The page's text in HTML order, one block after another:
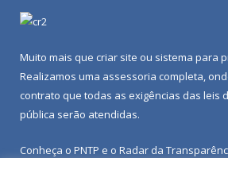
Muito mais que criar site ou sistema para
Realizamos uma assessoria completa,
contrato que todas as exigências das leis
pública serão atendidas.
Conheça o PNTP e o Radar da